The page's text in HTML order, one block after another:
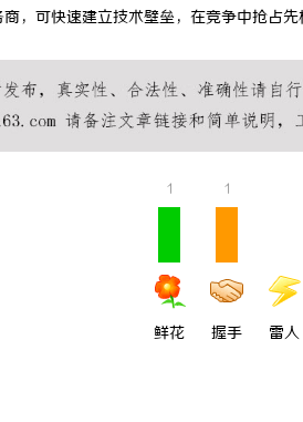
，可快速建立技术壁垒，在竞争中抢占
1
鲜花
1
握手 雷人